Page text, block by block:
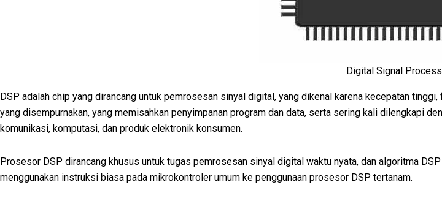
Digital Signal
DSP adalah chip yang dirancang untuk pemrosesan sinyal digital, yang dikenal karena kecepatan
yang disempurnakan, yang memisahkan penyimpanan program dan data, serta sering kali dilengkapi
komunikasi, komputasi, dan produk elektronik konsumen.
Prosesor DSP dirancang khusus untuk tugas pemrosesan sinyal digital waktu nyata, dan algoritma
menggunakan instruksi biasa pada mikrokontroler umum ke penggunaan prosesor DSP tertanam.